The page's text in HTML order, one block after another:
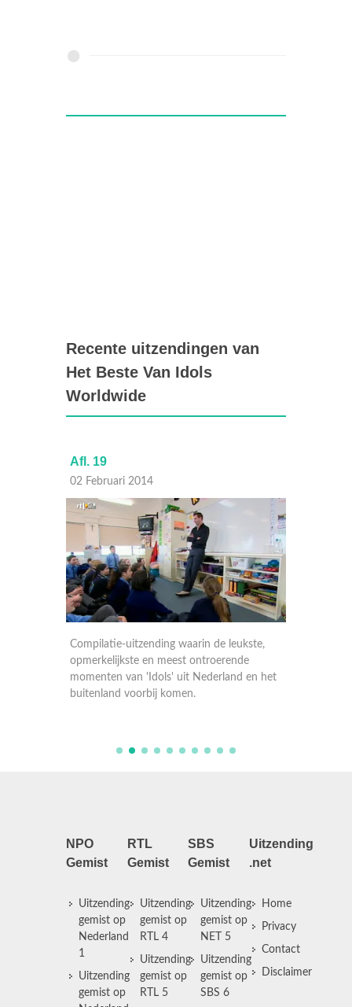
Recente uitzendingen van
Het Beste Van Idols
Worldwide
Afl. 19
02 Februari 2014
Compilatie-uitzending waarin de leukste,
opmerkelijkste en meest ontroerende
momenten van 'Idols' uit Nederland en het
buitenland voorbij komen.
NPO
Gemist
Uitzending
gemist op
Nederland
1
Uitzending
gemist op
RTL
Gemist
Uitzending
gemist op
RTL 4
Uitzending
gemist op
RTL 5
SBS
Gemist
Uitzending
gemist op
NET 5
Uitzending
gemist op
SBS 6
Uitzending
.net
Home
Privacy
Contact
Disclaimer